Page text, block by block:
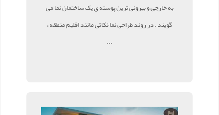
به خارجی و بیرونی ترین پوسته ی یک ساختمان نما می
گویند . در روند طراحی نما نکاتی مانند اقلیم منطقه ،
...